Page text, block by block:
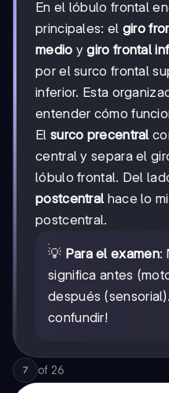
En el lóbulo frontal
principales: el giro
medio ygiro frontal
por el surco frontal
inferior. Esta
entender cómo
El surco precentral
central y separa el
lóbulo frontal. Del
postcentral hace lo
postcentral.
💡 Para el examen:
significa antes
después
confundir!
7 of 26